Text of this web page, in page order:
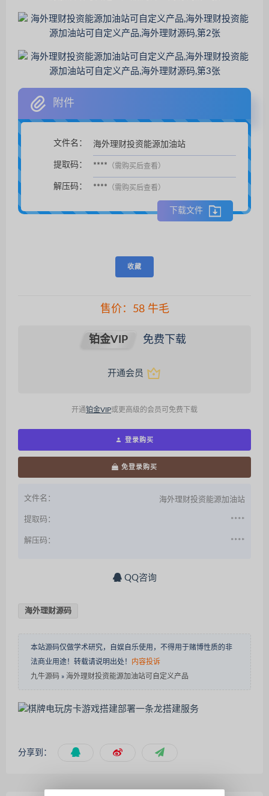
附件
文件名： 海外理财投资能源加油站
提取码： **** （需购买后查看）
解压码： **** （需购买后查看）
下载文件
收藏
售价： 58牛毛
铂金VIP 免费下载
开通会员
开通铂金VIP或更高级的会员可免费下载
登录购买
免登录购买
文件名： 海外理财投资能源加油站
提取码： ****
解压码： ****
QQ咨询
海外理财源码
本站源码仅做学术研究，自娱自乐使用，不得用于赌博性质的非
法商业用途！转载请说明出处！
内容投诉
九牛源码 » 海外理财投资能源加油站可自定义产品
分享到：